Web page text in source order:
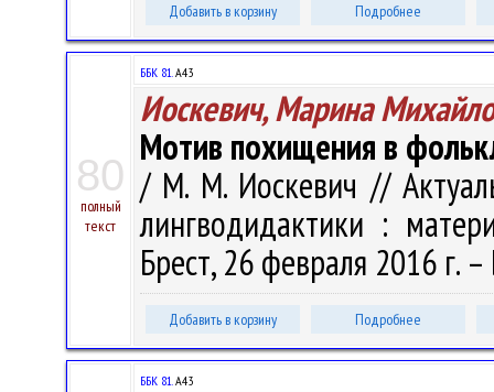
Добавить в корзину Подробнее
80
полный
текст
ББК 81.А43
Иоскевич, Марина
Мотив похищения в
/ М. М. Иоскевич //
лингводидактики :
Брест, 26 февраля 2016 г.
Добавить в корзину Подробнее
ББК 81.А43